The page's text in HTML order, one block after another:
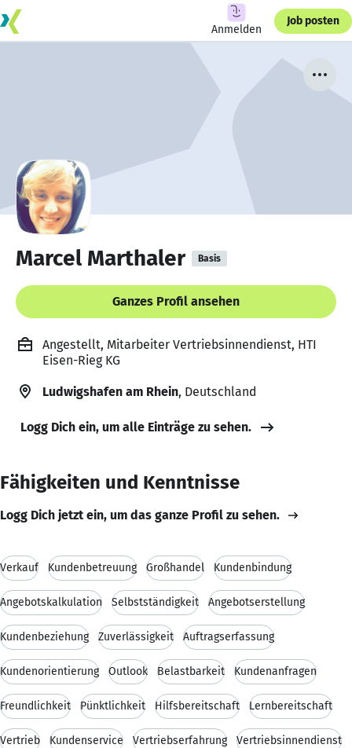
Anmelden
Job posten
Marcel Marthaler Basis
Ganzes Profil ansehen
Angestellt, Mitarbeiter Vertriebsinnendienst, HTI
Eisen-Rieg KG
Ludwigshafen am Rhein, Deutschland
Logg Dich ein, um alle Einträge zu sehen.
Fähigkeiten und Kenntnisse
Logg Dich jetzt ein, um das ganze Profil zu sehen.
Verkauf Kundenbetreuung Großhandel Kundenbindung
Angebotskalkulation Selbstständigkeit Angebotserstellung
Kundenbeziehung Zuverlässigkeit Auftragserfassung
Kundenorientierung Outlook Belastbarkeit Kundenanfragen
Freundlichkeit Pünktlichkeit Hilfsbereitschaft Lernbereitschaft
Vertrieb Kundenservice Vertriebserfahrung Vertriebsinnendienst